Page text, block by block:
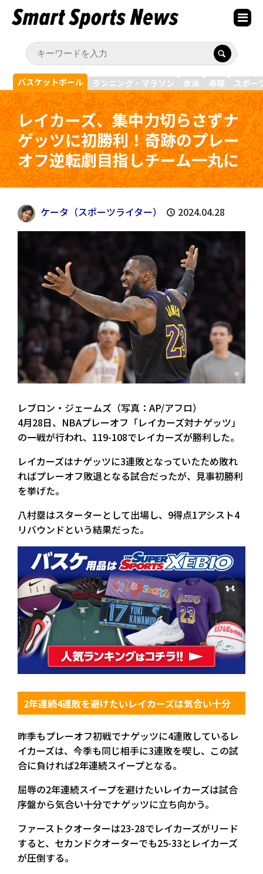
バスケットボール ランニング・マラソン 水泳 卓球 スポー
レイカーズ、集中力切らさずナ
ゲッツに初勝利！奇跡のプレー
オフ逆転劇目指しチーム一丸に
ケータ（スポーツライター） 2024.04.28
レブロン・ジェームズ（写真：AP/アフロ）
4月28日、NBAプレーオフ「レイカーズ対ナゲッツ」
の一戦が行われ、119-108でレイカーズが勝利した。
レイカーズはナゲッツに3連敗となっていたため敗れ
ればプレーオフ敗退となる試合だったが、見事初勝利
を挙げた。
八村塁はスターターとして出場し、9得点1アシスト4
リバウンドという結果だった。
2年連続4連敗を避けたいレイカーズは気合い十分
昨季もプレーオフ初戦でナゲッツに4連敗しているレ
イカーズは、今季も同じ相手に3連敗を喫し、この試
合に負ければ2年連続スイープとなる。
屈辱の2年連続スイープを避けたいレイカーズは試合
序盤から気合い十分でナゲッツに立ち向かう。
ファーストクオーターは23-28でレイカーズがリード
すると、セカンドクオーターでも25-33とレイカーズ
が圧倒する。